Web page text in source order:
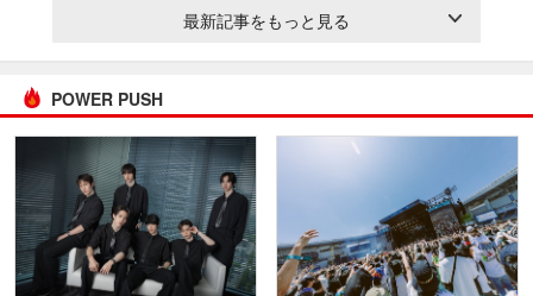
最新記事をもっと見る
POWER PUSH